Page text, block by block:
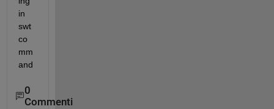
in
swt
co
mm
and
0
Commenti